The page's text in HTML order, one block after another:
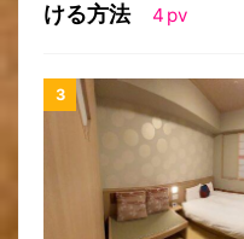
ける方法
4 pv